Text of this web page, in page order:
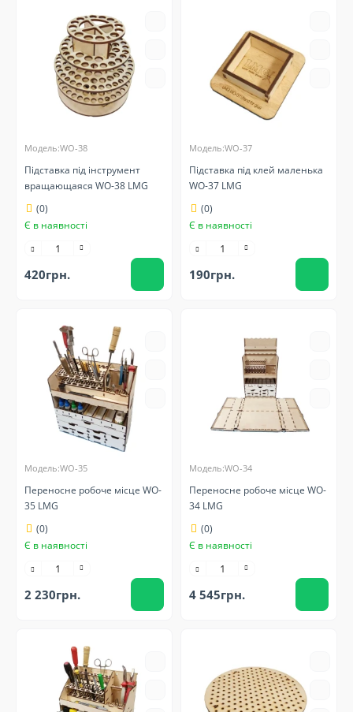
Модель:WO-38
Підставка під інструмент
вращающаяся WO-38 LMG
(0)
Є в наявності
420грн.
Модель:WO-37
Підставка під клей маленька
WO-37 LMG
(0)
Є в наявності
190грн.
Модель:WO-35
Переносне робоче місце WO-
35 LMG
(0)
Є в наявності
2 230грн.
Модель:WO-34
Переносне робоче місце WO-
34 LMG
(0)
Є в наявності
4 545грн.